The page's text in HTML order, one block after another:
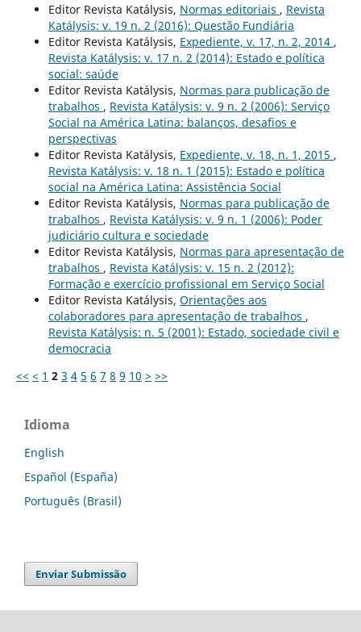
Editor Revista Katálysis, Normas editoriais , Revista
Katálysis: v. 19 n. 2 (2016): Questão Fundiária
Editor Revista Katálysis, Expediente, v. 17, n. 2, 2014 ,
Revista Katálysis: v. 17 n. 2 (2014): Estado e política
social: saúde
Editor Revista Katálysis, Normas para publicação de
trabalhos , Revista Katálysis: v. 9 n. 2 (2006): Serviço
Social na América Latina: balanços, desafios e
perspectivas
Editor Revista Katálysis, Expediente, v. 18, n. 1, 2015 ,
Revista Katálysis: v. 18 n. 1 (2015): Estado e política
social na América Latina: Assistência Social
Editor Revista Katálysis, Normas para publicação de
trabalhos , Revista Katálysis: v. 9 n. 1 (2006): Poder
judiciário cultura e sociedade
Editor Revista Katálysis, Normas para apresentação de
trabalhos , Revista Katálysis: v. 15 n. 2 (2012):
Formação e exercício profissional em Serviço Social
Editor Revista Katálysis, Orientações aos
colaboradores para apresentação de trabalhos ,
Revista Katálysis: n. 5 (2001): Estado, sociedade civil e
democracia
<< < 1 2 3 4 5 6 7 8 9 10 > >>
Idioma
English
Español (España)
Português (Brasil)
Enviar Submissão